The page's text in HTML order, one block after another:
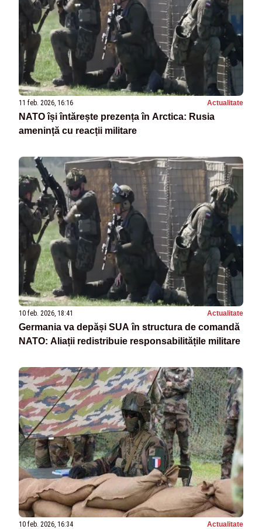
11 feb. 2026, 16:16 Actualitate
NATO își întărește prezența în Arctica: Rusia
amenință cu reacții militare
10 feb. 2026, 18:41 Actualitate
Germania va depăși SUA în structura de comandă
NATO: Aliații redistribuie responsabilitățile militare
10 feb. 2026, 16:34 Actualitate